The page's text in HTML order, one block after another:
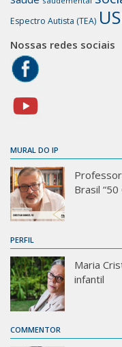
Espectro Autista (TEA)
Nossas redes sociais
MURAL DO IP
Brasil
PERFIL
Maria
infantil
COMMENTOR